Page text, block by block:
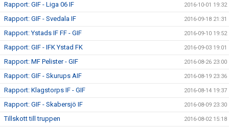
Rapport: GIF - Liga 06 IF 2016-10-01 19:32
Rapport: GIF - Svedala IF 2016-09-18 21:31
Rapport: Ystads IF FF - GIF 2016-09-10 19:52
Rapport: GIF - IFK Ystad FK 2016-09-03 19:01
Rapport: MF Pelister - GIF 2016-08-26 23:00
Rapport: GIF - Skurups AIF 2016-08-19 23:36
Rapport: Klagstorps IF - GIF 2016-08-14 19:37
Rapport: GIF - Skabersjö IF 2016-08-09 23:30
Tillskott till truppen 2016-08-02 15:18